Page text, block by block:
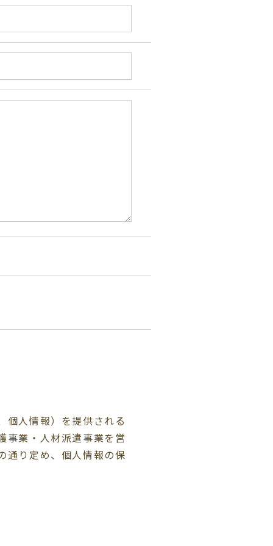
個人情報）を提供される
事業・人材派遣事業を営
通り定め、個人情報の保
します。なお、利用目